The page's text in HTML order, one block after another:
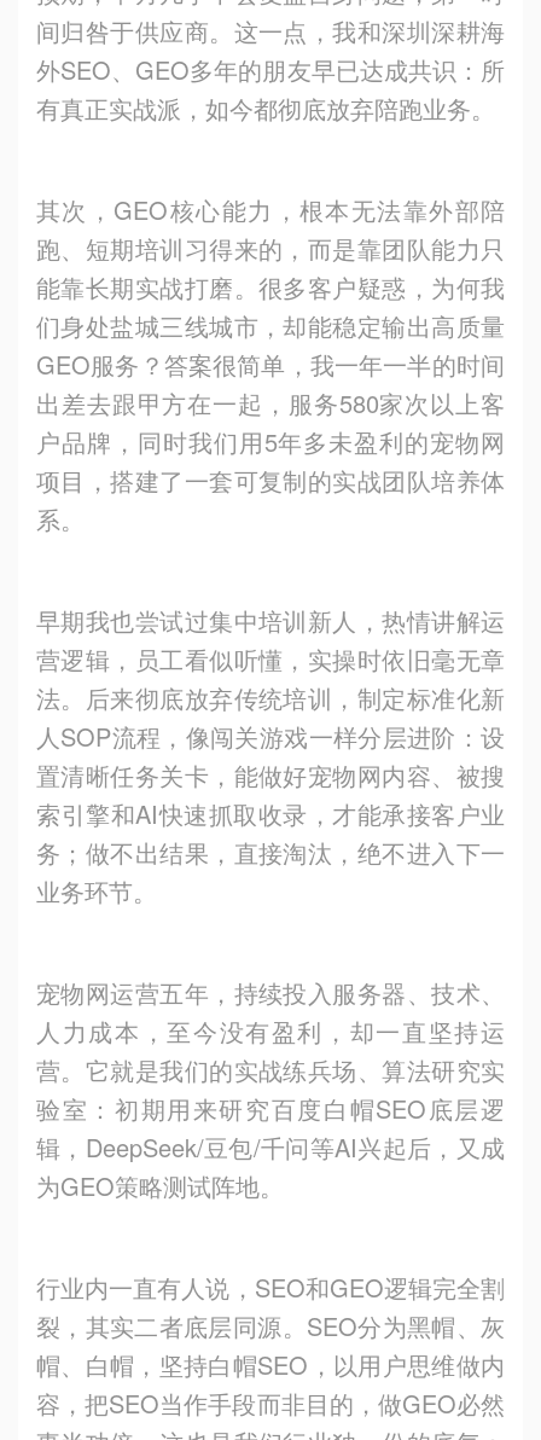
间归咎于供应商。这一点，我和深圳深耕海
外SEO、GEO多年的朋友早已达成共识：所
有真正实战派，如今都彻底放弃陪跑业务。
其次，GEO核心能力，根本无法靠外部陪
跑、短期培训习得来的，而是靠团队能力只
能靠长期实战打磨。很多客户疑惑，为何我
们身处盐城三线城市，却能稳定输出高质量
GEO服务？答案很简单，我一年一半的时间
出差去跟甲方在一起，服务580家次以上客
户品牌，同时我们用5年多未盈利的宠物网
项目，搭建了一套可复制的实战团队培养体
系。
早期我也尝试过集中培训新人，热情讲解运
营逻辑，员工看似听懂，实操时依旧毫无章
法。后来彻底放弃传统培训，制定标准化新
人SOP流程，像闯关游戏一样分层进阶：设
置清晰任务关卡，能做好宠物网内容、被搜
索引擎和AI快速抓取收录，才能承接客户业
务；做不出结果，直接淘汰，绝不进入下一
业务环节。
宠物网运营五年，持续投入服务器、技术、
人力成本，至今没有盈利，却一直坚持运
营。它就是我们的实战练兵场、算法研究实
验室：初期用来研究百度白帽SEO底层逻
辑，DeepSeek/豆包/千问等AI兴起后，又成
为GEO策略测试阵地。
行业内一直有人说，SEO和GEO逻辑完全割
裂，其实二者底层同源。SEO分为黑帽、灰
帽、白帽，坚持白帽SEO，以用户思维做内
容，把SEO当作手段而非目的，做GEO必然